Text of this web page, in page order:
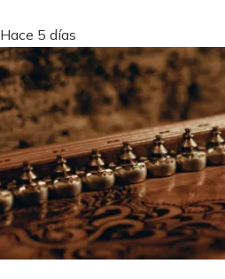
Hace 5 días